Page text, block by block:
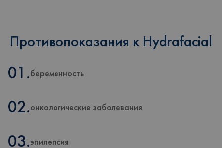
Противопоказания к Hydrafacial
01.беременность
02.онкологические заболевания
03.эпилепсия